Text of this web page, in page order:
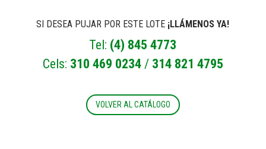
SI DESEA PUJAR POR ESTE LOTE ¡LLÁMENOS YA!
Tel: (4) 845 4773
Cels: 310 469 0234/ 314 821 4795
VOLVER AL CATÁLOGO